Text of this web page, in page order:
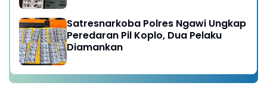
Satresnarkoba Polres Ngawi Ungkap
Peredaran Pil Koplo, Dua Pelaku
Diamankan